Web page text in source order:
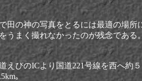
の神の写真をとるには最適の場所
うまく撮れなかったのが残念であ
えびのICより国道221号線を西へ約
｡